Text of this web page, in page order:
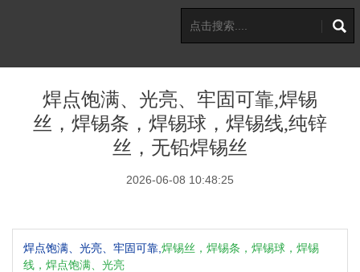
焊点饱满、光亮、牢固可靠,焊锡
丝，焊锡条，焊锡球，焊锡线,纯锌
丝，无铅焊锡丝
2026-06-08 10:48:25
焊点饱满、光亮、牢固可靠, 焊锡丝，焊锡条，焊锡球，焊锡
线，焊点饱满、光亮